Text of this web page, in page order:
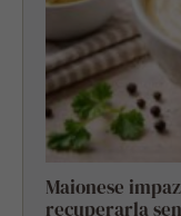
Maionese
recuperarla